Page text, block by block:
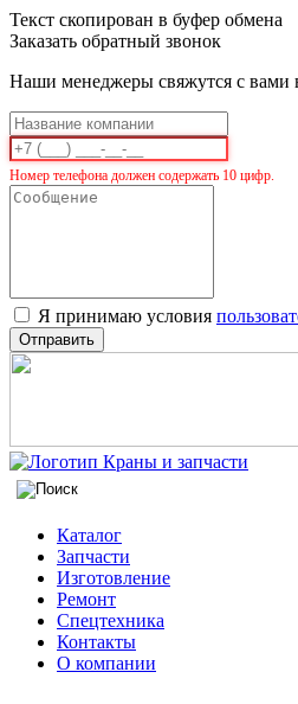
Текст скопирован в буфер обмена
Заказать обратный звонок
Наши менеджеры свяжутся с вами
Номер телефона должен содержать 10 цифр.
Я принимаю условия
Отправить
Каталог
Запчасти
Изготовление
Ремонт
Спецтехника
Контакты
О компании